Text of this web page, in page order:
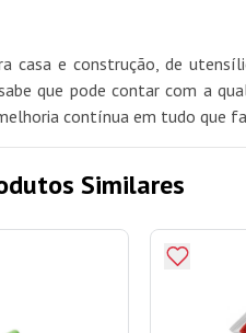
casa e construção, de
que pode contar com a
contínua em tudo
Similares